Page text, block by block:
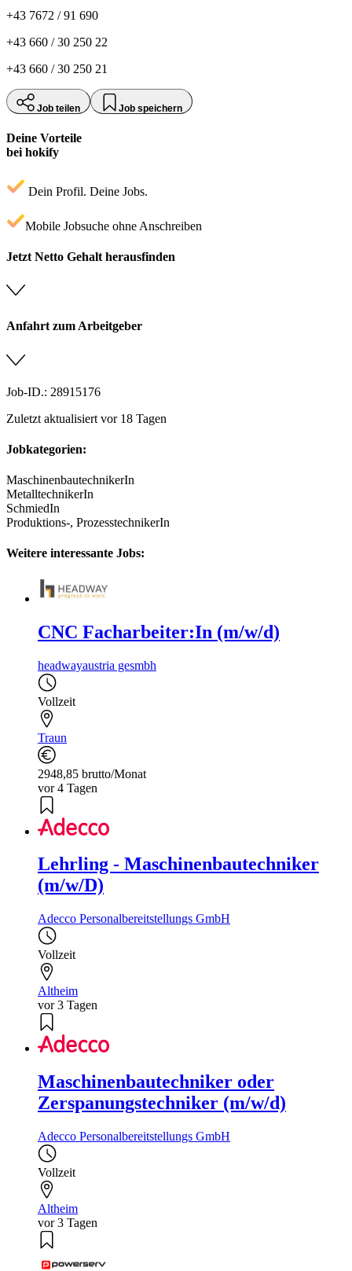
+43 7672 / 91 690
+43 660 / 30 250 22
+43 660 / 30 250 21
Job teilen Job speichern
Deine Vorteile
bei hokify
Dein Profil. Deine Jobs.
Mobile Jobsuche ohne Anschreiben
Jetzt Netto Gehalt herausfinden
Anfahrt zum Arbeitgeber
Job-ID.: 28915176
Zuletzt aktualisiert vor 18 Tagen
Jobkategorien:
MaschinenbautechnikerIn
MetalltechnikerIn
SchmiedIn
Produktions-, ProzesstechnikerIn
Weitere interessante Jobs:
CNC Facharbeiter:In (m/w/d)
headwayaustria gesmbh
Vollzeit
Traun
2948,85 brutto/Monat
vor 4 Tagen
Lehrling - Maschinenbautechniker
(m/w/D)
Adecco Personalbereitstellungs GmbH
Vollzeit
Altheim
vor 3 Tagen
Maschinenbautechniker oder
Zerspanungstechniker (m/w/d)
Adecco Personalbereitstellungs GmbH
Vollzeit
Altheim
vor 3 Tagen